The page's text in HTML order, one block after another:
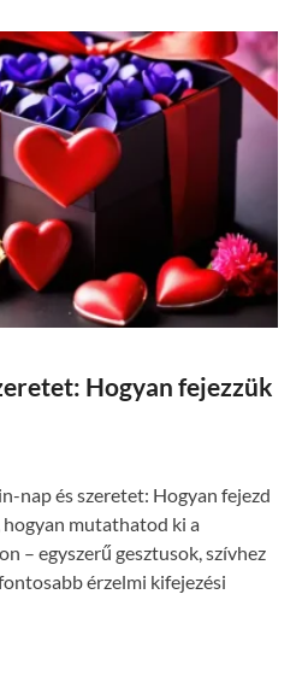
Hogyan fejezzük
nap és szeretet: Hogyan fejezd
hogyan mutathatod ki a
– egyszerű gesztusok, szívhez
érzelmi kifejezési